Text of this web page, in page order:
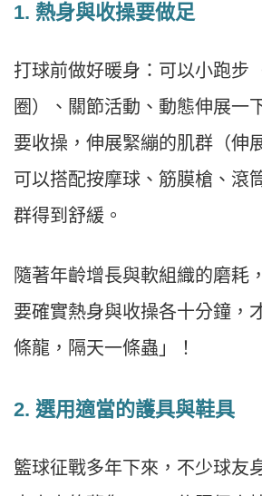
1. 熱身與收操要做足
打球前做好暖身：可以小跑步
圈）、關節活動、動態伸展一
要收操，伸展緊繃的肌群（伸
可以搭配按摩球、筋膜槍、滾
群得到舒緩。
隨著年齡增長與軟組織的磨耗
要確實熱身與收操各十分鐘，
條龍，隔天一條蟲」！
2. 選用適當的護具與鞋具
籃球征戰多年下來，不少球友